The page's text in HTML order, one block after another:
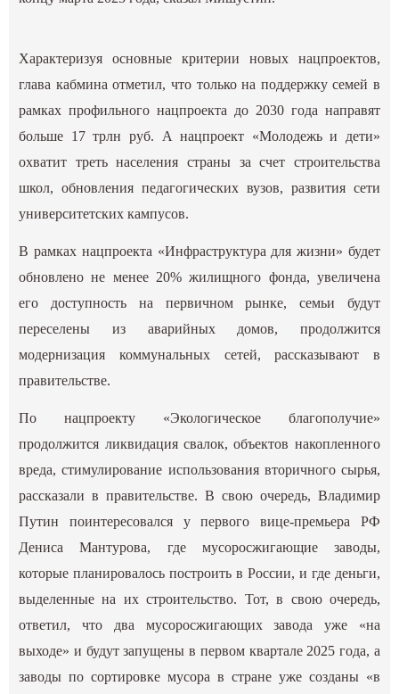
Характеризуя основные критерии новых нацпроектов,
глава кабмина отметил, что только на поддержку семей в
рамках профильного нацпроекта до 2030 года направят
больше 17 трлн руб. А нацпроект «Молодежь и дети»
охватит треть населения страны за счет строительства
школ, обновления педагогических вузов, развития сети
университетских кампусов.
В рамках нацпроекта «Инфраструктура для жизни» будет
обновлено не менее 20% жилищного фонда, увеличена
его доступность на первичном рынке, семьи будут
переселены из аварийных домов, продолжится
модернизация коммунальных сетей, рассказывают в
правительстве.
По нацпроекту «Экологическое благополучие»
продолжится ликвидация свалок, объектов накопленного
вреда, стимулирование использования вторичного сырья,
рассказали в правительстве. В свою очередь, Владимир
Путин поинтересовался у первого вице-премьера РФ
Дениса Мантурова, где мусоросжигающие заводы,
которые планировалось построить в России, и где деньги,
выделенные на их строительство. Тот, в свою очередь,
ответил, что два мусоросжигающих завода уже «на
выходе» и будут запущены в первом квартале 2025 года, а
заводы по сортировке мусора в стране уже созданы «в